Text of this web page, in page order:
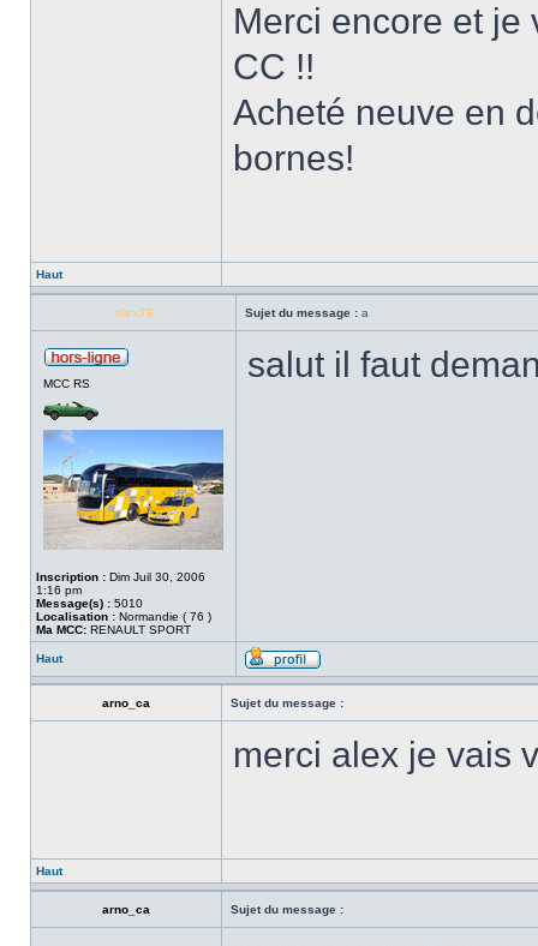
Merci encore et je
CC !!
Acheté neuve en
bornes!
Haut
alex76 Sujet du message : a
MCC RS
Inscription : Dim Juil 30, 2006
1:16 pm
Message(s) : 5010
Localisation : Normandie ( 76 )
Ma MCC: RENAULT SPORT
salut il faut
Haut
arno_ca Sujet du message :
merci alex je vais
Haut
arno_ca Sujet du message :